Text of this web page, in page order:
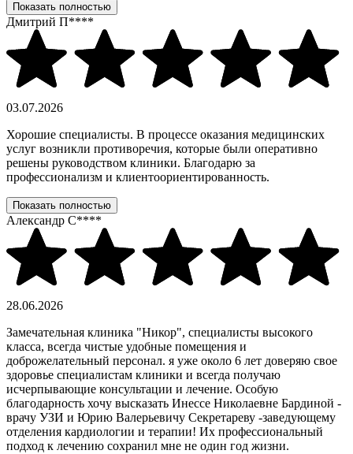
Показать полностью
Дмитрий П****
03.07.2026
Хорошие специалисты. В процессе оказания медицинских
услуг возникли противоречия, которые были оперативно
решены руководством клиники. Благодарю за
профессионализм и клиентоориентированность.
Показать полностью
Александр С****
28.06.2026
Замечательная клиника "Никор", специалисты высокого
класса, всегда чистые удобные помещения и
доброжелательный персонал. я уже около 6 лет доверяю свое
здоровье специалистам клиники и всегда получаю
исчерпывающие консультации и лечение. Особую
благодарность хочу высказать Инессе Николаевне Бардиной -
врачу УЗИ и Юрию Валерьевичу Секретареву -заведующему
отделения кардиологии и терапии! Их профессиональный
подход к лечению сохранил мне не один год жизни.